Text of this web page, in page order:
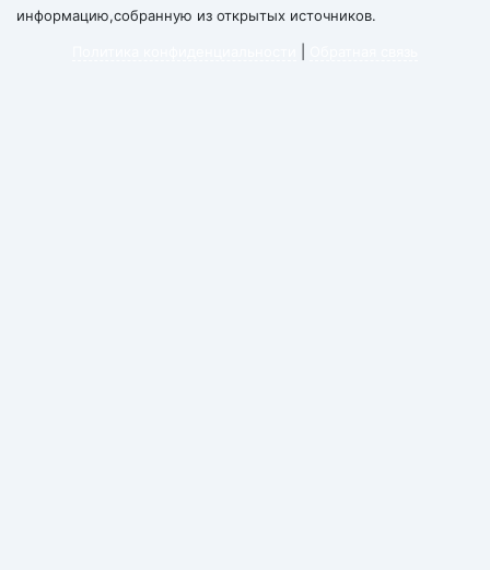
информацию,собранную из открытых источников.